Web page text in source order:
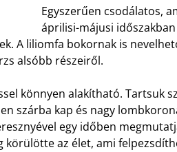
Egyszerűen csodálatos,
áprilisi-májusi
A liliomfa bokornak is
alsóbb részeiről.
könnyen alakítható. Tartsuk
szárba kap és nagy
egy időben
körülötte az élet, ami